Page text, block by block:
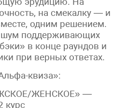
на смекалку — и
одним решением.
поддерживающих
в конце раундов и
при верных ответах.
квиза»:
ЖЕНСКОЕ» —
курс